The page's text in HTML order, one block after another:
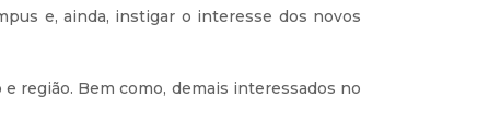
e, ainda, instigar o interesse dos novos
região. Bem como, demais interessados no